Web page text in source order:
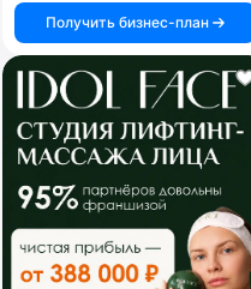
Получить бизнес-план